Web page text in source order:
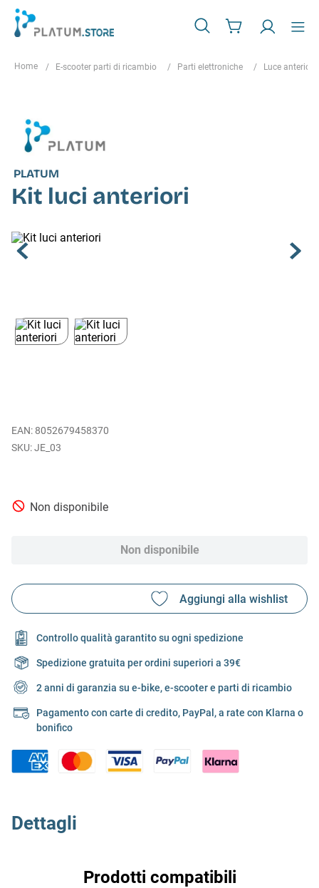
E-scooter parti di ricambio Parti elettroniche Luce anteriore
PLATUM
Kit luci anteriori
EAN: 8052679458370
JE_03
Non disponibile
Non disponibile
Controllo qualità garantito su ogni spedizione
Spedizione gratuita per ordini superiori a 39€
2 anni di garanzia su e-bike, e-scooter e parti di ricambio
Pagamento con carte di credito, PayPal, a rate con Klarna o
bonifico
Dettagli
Prodotti compatibili